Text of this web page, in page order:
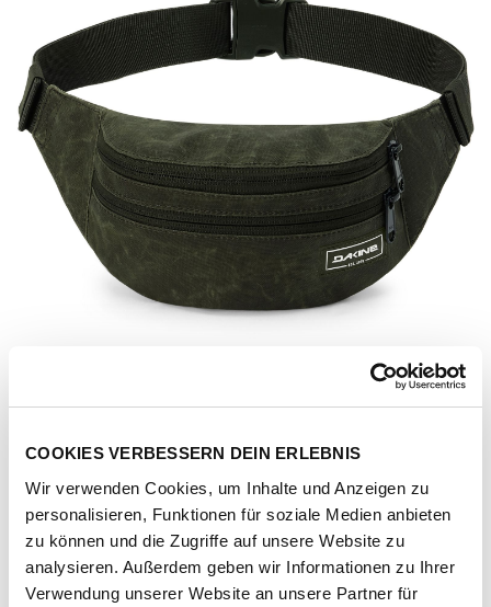
COOKIES VERBESSERN DEIN ERLEBNIS
Wir verwenden Cookies, um Inhalte und Anzeigen zu
personalisieren, Funktionen für soziale Medien anbieten
zu können und die Zugriffe auf unsere Website zu
analysieren. Außerdem geben wir Informationen zu Ihrer
Verwendung unserer Website an unsere Partner für
Artikel-Nr.102763-10814-1001